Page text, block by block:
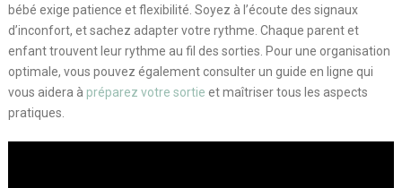
bébé exige patience et flexibilité. Soyez à l’écoute des signaux
d’inconfort, et sachez adapter votre rythme. Chaque parent et
enfant trouvent leur rythme au fil des sorties. Pour une organisation
optimale, vous pouvez également consulter un guide en ligne qui
vous aidera à préparez votre sortie et maîtriser tous les aspects
pratiques.